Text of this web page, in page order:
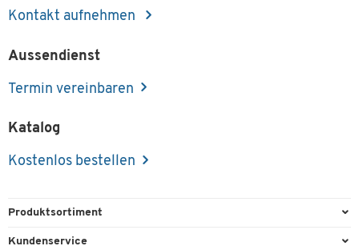
Kontakt aufnehmen
Aussendienst
Termin vereinbaren
Katalog
Kostenlos bestellen
Produktsortiment
Büroausstattung
Kundenservice